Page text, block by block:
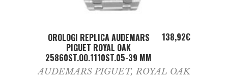
ADD TO CART
OROLOGI REPLICA AUDEMARS
PIGUET ROYAL OAK
25860ST.OO.1110ST.05-39 MM
138,92€
AUDEMARS PIGUET, ROYAL OAK